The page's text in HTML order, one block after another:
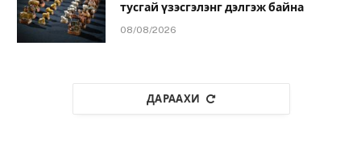
тусгай үзэсгэлэнг дэлгэж байна
08/08/2026
ДАРААХИ